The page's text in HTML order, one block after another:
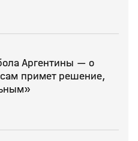
Аргентины — о
примет решение,